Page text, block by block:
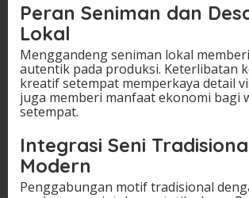
Peran Seniman dan
Lokal
Menggandeng seniman lokal
autentik pada produksi. Keterlibatan
kreatif setempat memperkaya detail
juga memberi manfaat ekonomi bagi
setempat.
Integrasi Seni
Modern
Penggabungan motif tradisional